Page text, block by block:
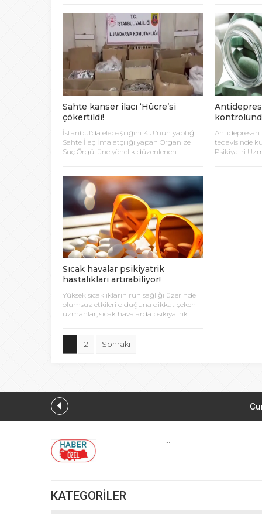
ilaçların bir kısmının Türkiye’de üretileceği
değiştirerek
alternatif
Sahte kanser ilacı ‘Hücre’si
çökertildi!
İstanbul’da elebaşılığını K.U.’nun yaptığı
Sahte İlaç İmalatçılığı yapan Organize
Suç Örgütüne yönelik düzenlenen
kanser ilaçları ele geçirildi.
Antidepresan
tedavisinde
Psikiyatri
Sıcak havalar psikiyatrik
hastalıkları artırabiliyor!
Yüksek sıcaklıkların ruh sağlığı üzerinde
olumsuz etkileri olduğuna dikkat çeken
uzmanlar, sıcak havalarda psikiyatrik
1 2 Sonraki
Muharrem İnce’den
KATEGORİLER